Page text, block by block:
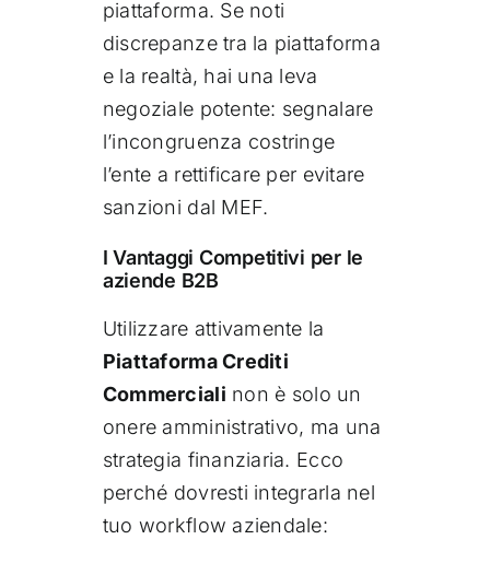
piattaforma. Se noti
discrepanze tra la piattaforma
e la realtà, hai una leva
negoziale potente: segnalare
l’incongruenza costringe
l’ente a rettificare per evitare
sanzioni dal MEF.
I Vantaggi Competitivi per le
aziende B2B
Utilizzare attivamente la
Piattaforma Crediti
Commerciali non è solo un
onere amministrativo, ma una
strategia finanziaria. Ecco
perché dovresti integrarla nel
tuo workflow aziendale: